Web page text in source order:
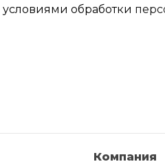
условиями обработки
Компания